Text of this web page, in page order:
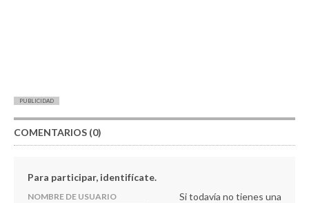
PUBLICIDAD
COMENTARIOS (0)
Para participar, identifícate.
NOMBRE DE USUARIO
Si todavía no tienes una